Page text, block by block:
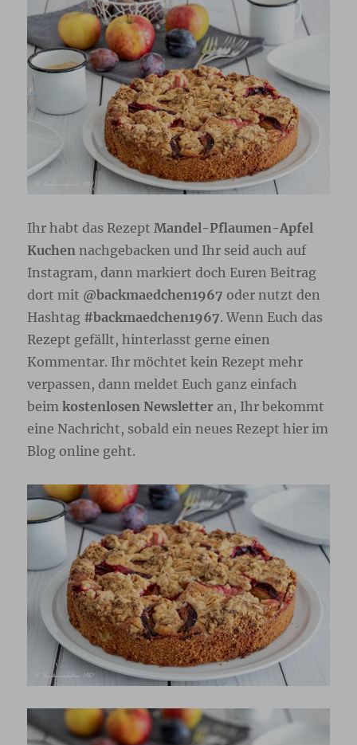
Ihr habt das RezeptMandel-Pflaumen-Apfel
Kuchen nachgebacken und Ihr seid auch auf
Instagram, dann markiert doch Euren Beitrag
dort mit @backmaedchen1967 oder nutzt den
Hashtag #backmaedchen1967. Wenn Euch das
Rezept gefällt, hinterlasst gerne einen
Kommentar. Ihr möchtet kein Rezept mehr
verpassen, dann meldet Euch ganz einfach
beimkostenlosen Newsletter an, Ihr bekommt
eine Nachricht, sobald ein neues Rezept hier im
Blog online geht.